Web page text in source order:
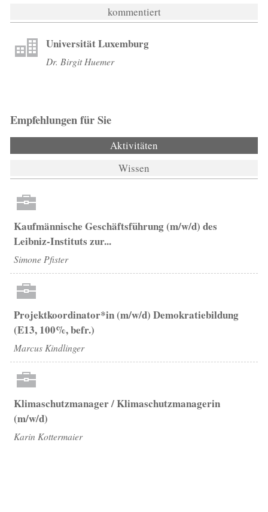
kommentiert
Universität Luxemburg
Dr. Birgit Huemer
Empfehlungen für Sie
Aktivitäten
Wissen
Kaufmännische Geschäftsführung (m/w/d) des
Leibniz-Instituts zur...
Simone Pfister
Projektkoordinator*in (m/w/d) Demokratiebildung
(E13, 100%, befr.)
Marcus Kindlinger
Klimaschutzmanager / Klimaschutzmanagerin
(m/w/d)
Karin Kottermaier